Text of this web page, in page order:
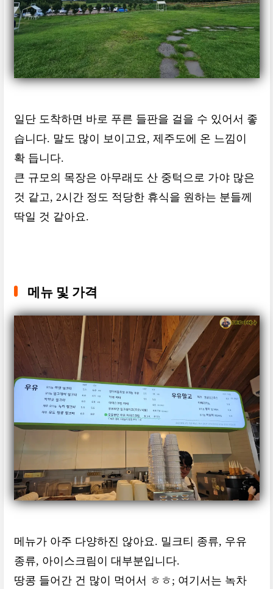
일단 도착하면 바로 푸른 들판을 걸을 수 있어서 좋
습니다. 말도 많이 보이고요, 제주도에 온 느낌이
확 듭니다.
큰 규모의 목장은 아무래도 산 중턱으로 가야 많은
것 같고, 2시간 정도 적당한 휴식을 원하는 분들께
딱일 것 같아요.
메뉴 및 가격
메뉴가 아주 다양하진 않아요. 밀크티 종류, 우유
종류, 아이스크림이 대부분입니다.
땅콩 들어간 건 많이 먹어서 ㅎㅎ; 여기서는 녹차